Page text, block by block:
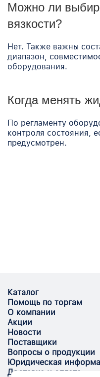
Можно ли
вязкости?
Нет. Также важны
диапазон,
оборудования.
Когда менять
По регламенту
контроля состояния,
предусмотрен.
Каталог
Помощь по торгам
О компании
Акции
Новости
Поставщики
Вопросы о продукции
Юридическая
Доставка и оплата